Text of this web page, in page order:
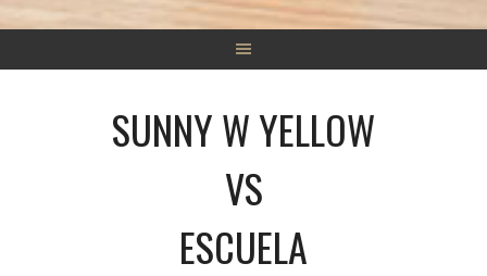
SUNNY W YELLOW
VS
ESCUELA